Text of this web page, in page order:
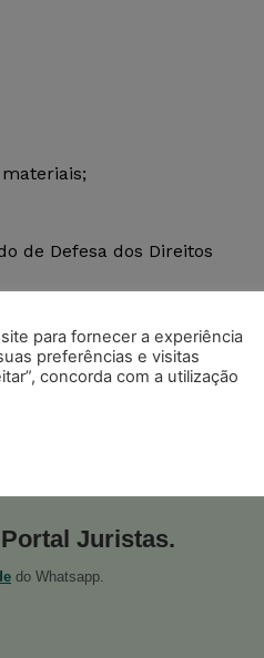
de Defesa dos Direitos
Juristas.
do Whatsapp.
para fornecer a experiência
preferências e visitas
concorda com a utilização